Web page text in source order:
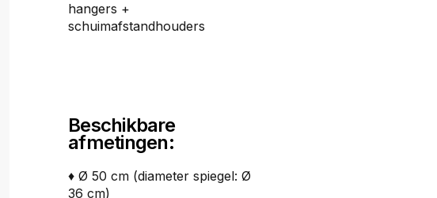
hangers +
schuimafstandhouders
Beschikbare
afmetingen:
♦ Ø 50 cm (diameter spiegel: Ø
36 cm)